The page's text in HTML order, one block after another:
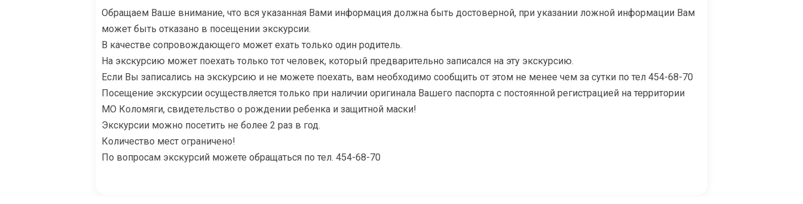
Обращаем Ваше внимание, что вся указанная Вами информация должна быть достоверной, при указании ложной информации Вам
может быть отказано в посещении экскурсии.
В качестве сопровождающего может ехать только один родитель.
На экскурсию может поехать только тот человек, который предварительно записался на эту экскурсию.
Если Вы записались на экскурсию и не можете поехать, вам необходимо сообщить от этом не менее чем за сутки по тел 454-68-70
Посещение экскурсии осуществляется только при наличии оригинала Вашего паспорта с постоянной регистрацией на территории
МО Коломяги, свидетельство о рождении ребенка и защитной маски!
Экскурсии можно посетить не более 2 раз в год.
Количество мест ограничено!
По вопросам экскурсий можете обращаться по тел. 454-68-70